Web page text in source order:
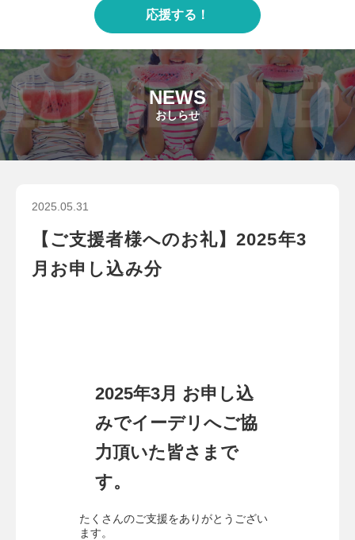
応援する！
NEWS
おしらせ
2025.05.31
【ご支援者様へのお礼】2025年3
月お申し込み分
2025年3月 お申し込
みでイーデリへご協
力頂いた皆さまで
す。
たくさんのご支援をありがとうござい
ます。